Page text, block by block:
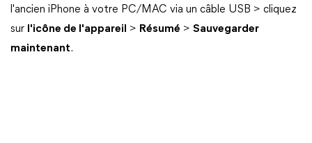
l'ancien iPhone à votre PC/MAC via un câble USB > cliquez
sur l'icône de l'appareil > Résumé > Sauvegarder
maintenant.